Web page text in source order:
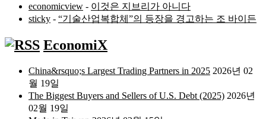
economicview - 이것은 지브리가 아니다
sticky - “기술산업복합체”의 등장을 경고하는 조 바이든
EconomiX
China&rsquo;s Largest Trading Partners in 2025 2026년 02
월 19일
The Biggest Buyers and Sellers of U.S. Debt (2025) 2026년
02월 19일